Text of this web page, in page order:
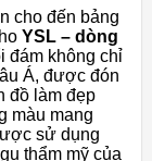
cho đến bảng
YSL – dòng
đám không chỉ
Á, được đón
đồ làm đẹp
màu mang
sử dụng
thẩm mỹ của